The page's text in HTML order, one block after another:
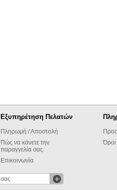
Εξυπηρέτηση Πελατών
Πληρωμή / Αποστολή
Πώς να κάνετε την
παραγγελία σας.
Επικοινωνία